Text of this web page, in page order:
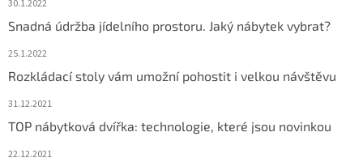
30.1.2022
Snadná údržba jídelního prostoru. Jaký nábytek vybrat?
25.1.2022
Rozkládací stoly vám umožní pohostit i velkou návštěvu
31.12.2021
TOP nábytková dvířka: technologie, které jsou novinkou
22.12.2021